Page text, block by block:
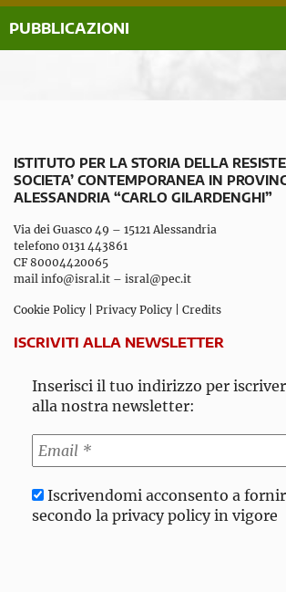
PUBBLICAZIONI
ISTITUTO PER LA STORIA DELLA
SOCIETA’ CONTEMPORANEA IN
ALESSANDRIA “CARLO GILARDENGHI”
Via dei Guasco 49 – 15121 Alessandria
telefono 0131 443861
CF 80004420065
mail info@isral.it – isral@pec.it
Cookie Policy Privacy Policy Credits
ISCRIVITI ALLA NEWSLETTER
Inserisci il tuo indirizzo per
alla nostra newsletter:
Iscrivendomi acconsento a
secondo la privacy policy in vigore